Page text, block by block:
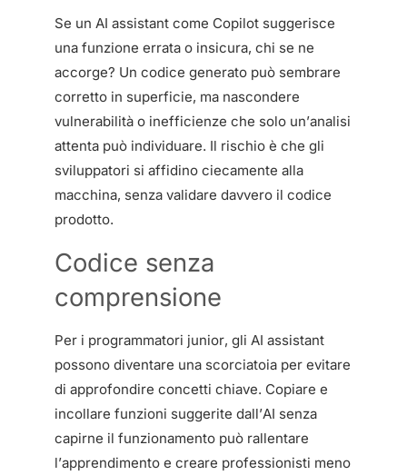
Se un AI assistant come Copilot suggerisce
una funzione errata o insicura, chi se ne
accorge? Un codice generato può sembrare
corretto in superficie, ma nascondere
vulnerabilità o inefficienze che solo un’analisi
attenta può individuare. Il rischio è che gli
sviluppatori si affidino ciecamente alla
macchina, senza validare davvero il codice
prodotto.
Codice senza
comprensione
Per i programmatori junior, gli AI assistant
possono diventare una scorciatoia per evitare
di approfondire concetti chiave. Copiare e
incollare funzioni suggerite dall’AI senza
capirne il funzionamento può rallentare
l’apprendimento e creare professionisti meno